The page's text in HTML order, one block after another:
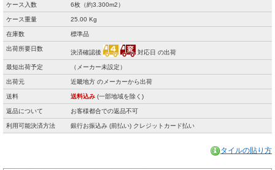
ケース入数 6枚（約3.300m2）
ケース重量 25.00 Kg
在庫数 標準品
出荷所要日数
決済確認後 対応日 の出荷
最短出荷予定 （メーカー未設定）
出荷元 近畿地方 のメーカーから出荷
送料 送料込み (一部地域を除く)
返品について お客様都合での返品不可
利用可能決済方法 銀行お振込み (前払い) クレジットカード払い
タイルの貼り方